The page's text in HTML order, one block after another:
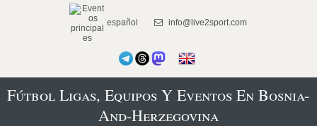
español info@live2sport.com
Fútbol Ligas, Equipos Y Eventos En Bosnia-
And-Herzegovina